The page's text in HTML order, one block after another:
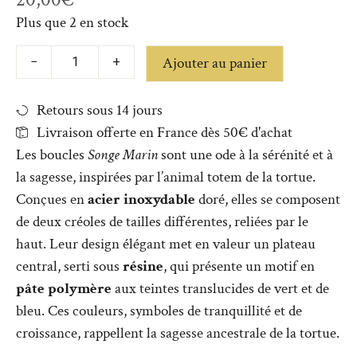
Plus que 2 en stock
− + Ajouter au panier
Retours sous 14 jours
Livraison offerte en France dès 50€ d'achat
Les boucles Songe Marinsont une ode à la sérénité et à
la sagesse, inspirées par l’animal totem de la tortue.
Conçues enacier inoxydable doré, elles se composent
de deux créoles de tailles différentes, reliées par le
haut. Leur design élégant met en valeur un plateau
central, serti sous résine, qui présente un motif en
pâte polymère aux teintes translucides de vert et de
bleu. Ces couleurs, symboles de tranquillité et de
croissance, rappellent la sagesse ancestrale de la tortue.